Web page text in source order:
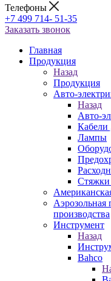
Телефоны
+7 499 714- 51-35
Заказать звонок
Главная
Продукция
Назад
Продукция
Авто-
Назад
Авто-
Кабели
Лампы
Стяжки
Аэрозольная
производства
Инструмент
Назад
Bahco